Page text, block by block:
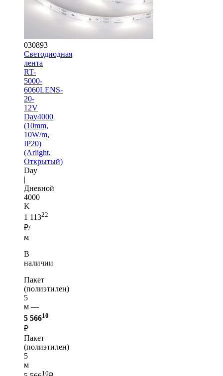
030893
Светодиодная
лента
RT-
5000-
6060LENS-
20-
12V
Day4000
(10mm,
10W/m,
IP20)
(Arlight,
Открытый)
Day
|
Дневной
4000
K
1 11322
₽/
м
В
наличии
Пакет
(полиэтилен)
5
м —
5 56610
₽
Пакет
(полиэтилен)
5
м
10